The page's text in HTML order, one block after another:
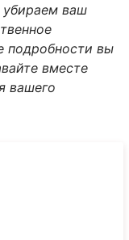
убираем ваш
подробности вы
вместе
вашего